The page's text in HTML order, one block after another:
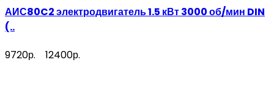
АИС80C2 электродвигатель 1.5 кВт 3000 об/мин DIN
(..
9720р. 12400р.